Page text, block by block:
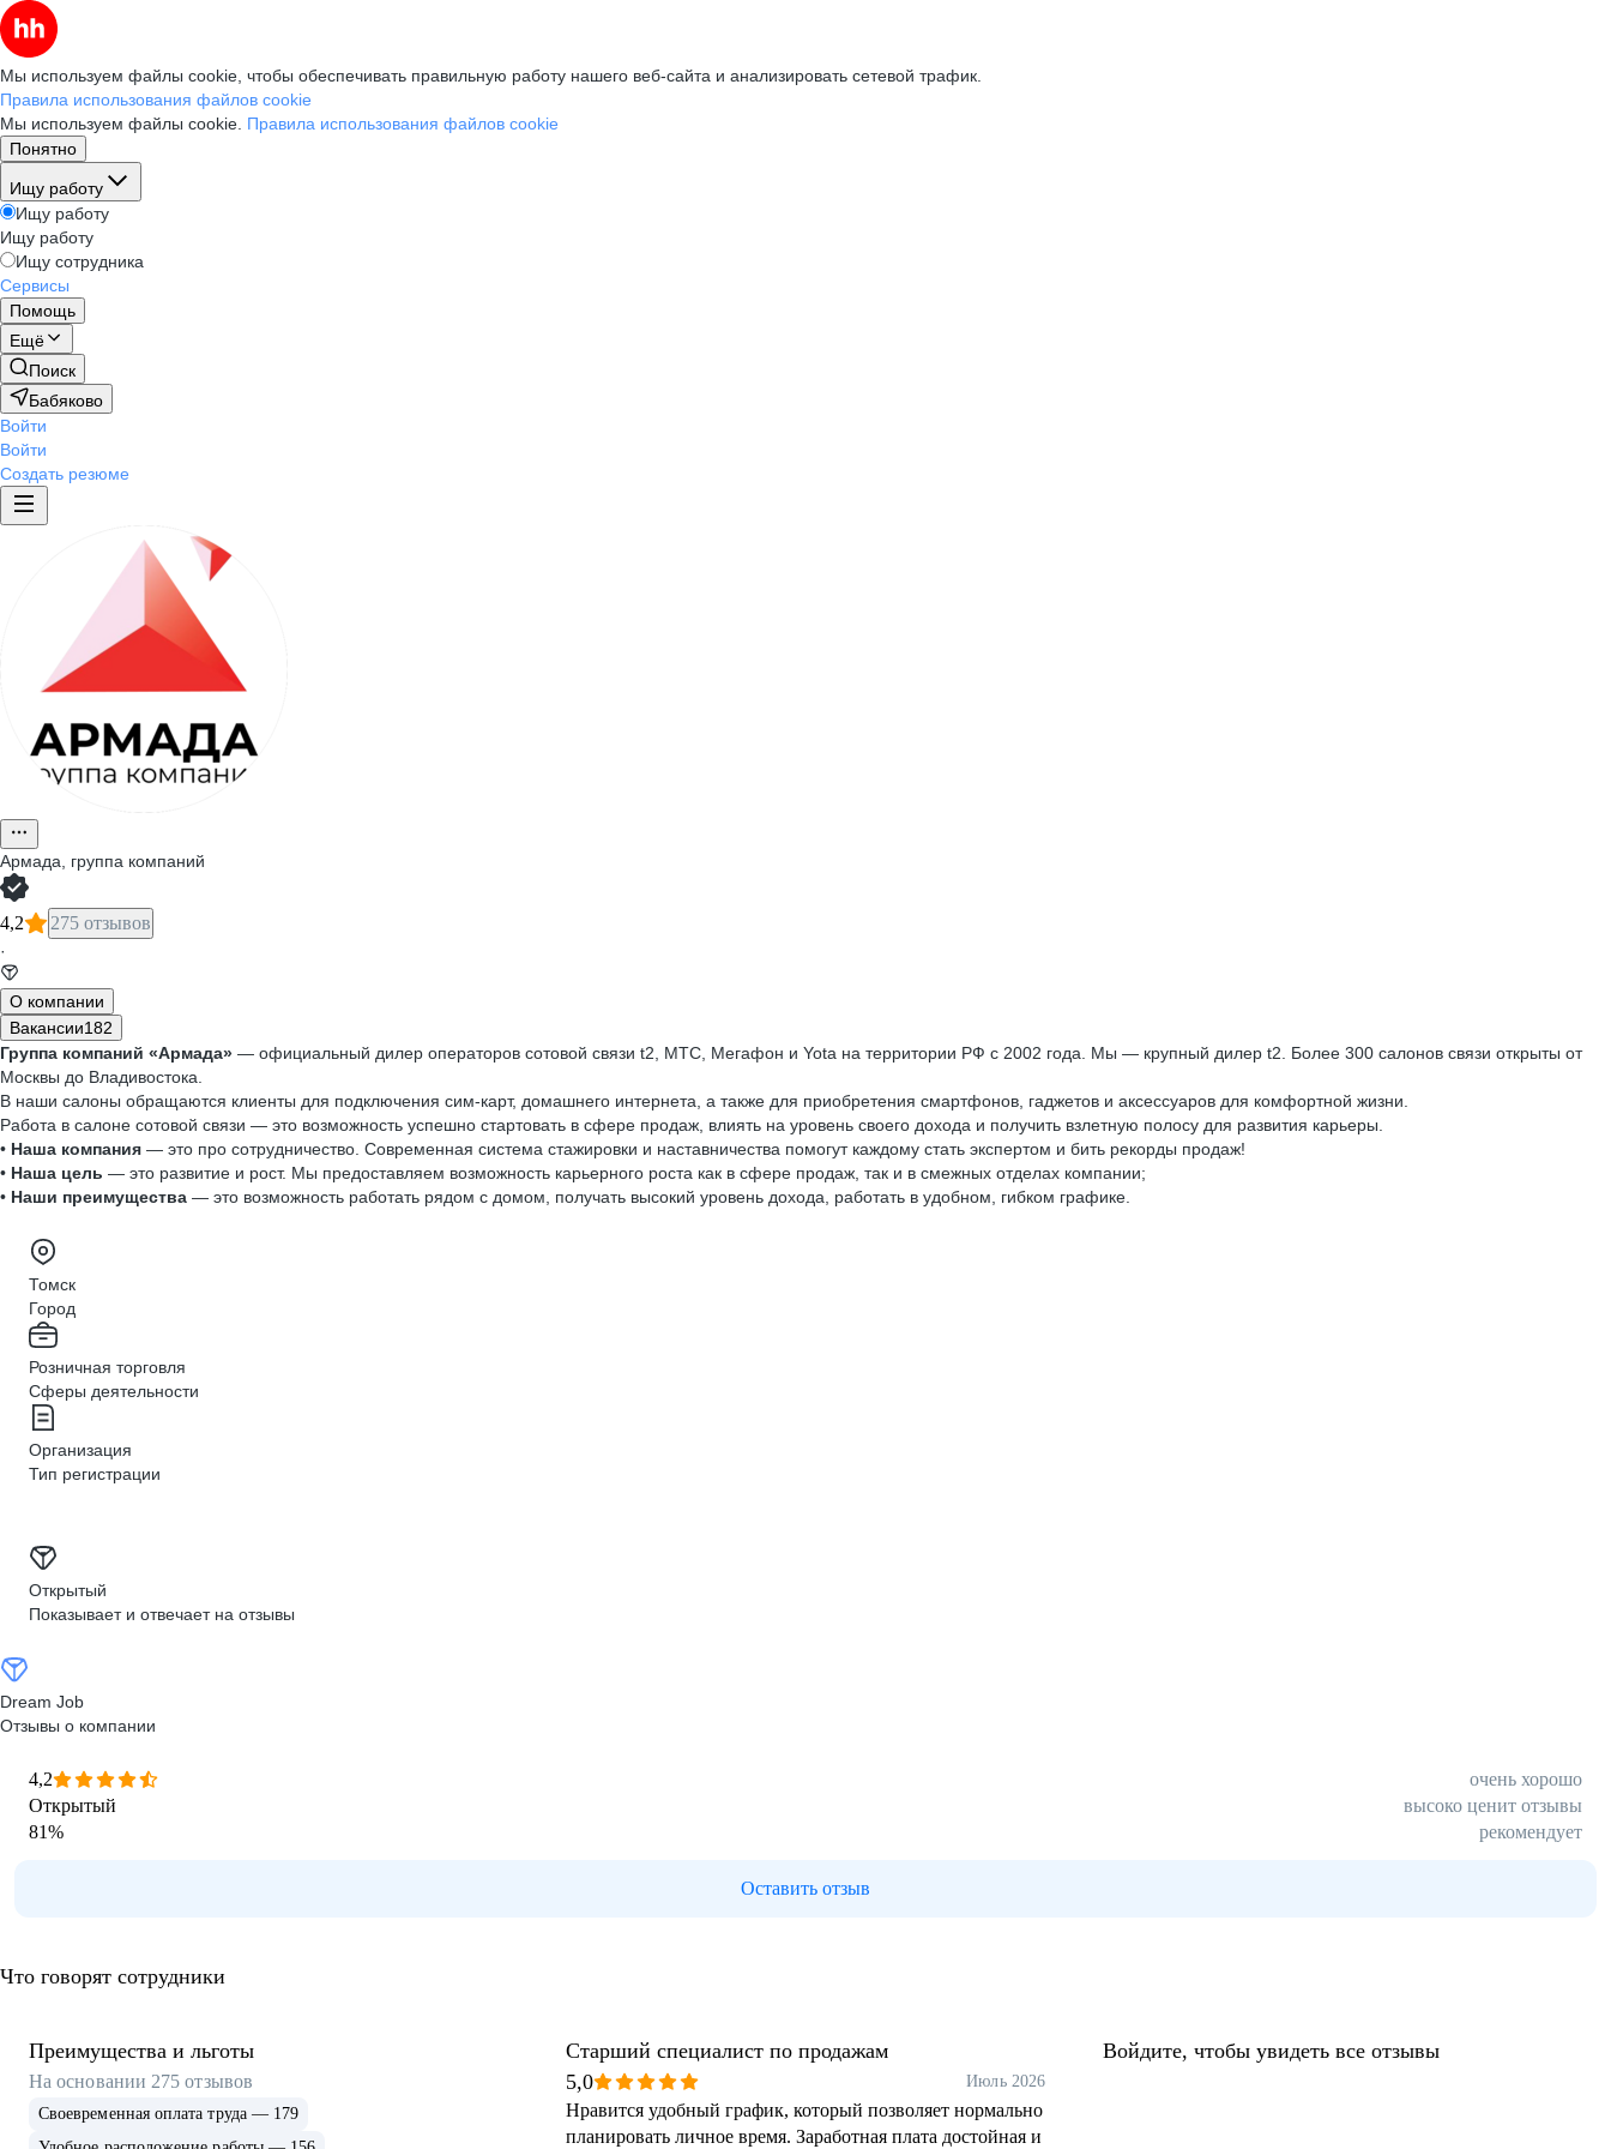
Мы используем файлы cookie, чтобы обеспечивать правильную работу нашего веб-сайта и анализировать сетевой трафик.
Правила использования файлов cookie
Мы используем файлы cookie. Правила использования файлов cookie
Понятно
Ищу работу
Ищу работу
Ищу работу
Ищу сотрудника
Сервисы
Помощь
Ещё
Поиск
Бабяково
Войти
Войти
Создать резюме
Армада, группа компаний
4,2 275 отзывов
·
О компании
Вакансии182
Группа компаний «Армада» — официальный дилер операторов сотовой связи t2, МТС, Мегафон и Yota на территории РФ с 2002 года. Мы — крупный дилер t2. Более 300 салонов связи открыты от
Москвы до Владивостока.
В наши салоны обращаются клиенты для подключения сим-карт, домашнего интернета, а также для приобретения смартфонов, гаджетов и аксессуаров для комфортной жизни.
Работа в салоне сотовой связи — это возможность успешно стартовать в сфере продаж, влиять на уровень своего дохода и получить взлетную полосу для развития карьеры.
• Наша компания — это про сотрудничество. Современная система стажировки и наставничества помогут каждому стать экспертом и бить рекорды продаж!
• Наша цель — это развитие и рост. Мы предоставляем возможность карьерного роста как в сфере продаж, так и в смежных отделах компании;
• Наши преимущества — это возможность работать рядом с домом, получать высокий уровень дохода, работать в удобном, гибком графике.
Томск
Город
Розничная торговля
Сферы деятельности
Организация
Тип регистрации
Открытый
Показывает и отвечает на отзывы
Dream Job
Отзывы о компании
4,2
очень хорошо
Открытый
высоко ценит отзывы
81% рекомендует
Оставить отзыв
Что говорят сотрудники
Преимущества и льготы
На основании 275 отзывов
Своевременная оплата труда — 179
Старший специалист по продажам
5,0
Июль 2026
Нравится удобный график, который позволяет нормально
планировать личное время. Заработная плата достойная и
Войдите, чтобы увидеть все отзывы